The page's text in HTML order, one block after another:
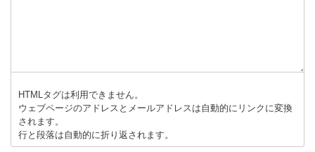
HTMLタグは利用できません。
ウェブページのアドレスとメールアドレスは自動的にリンクに変換
されます。
行と段落は自動的に折り返されます。